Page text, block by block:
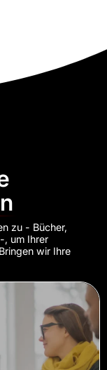
zu - Bücher,
, um Ihrer
wir Ihre